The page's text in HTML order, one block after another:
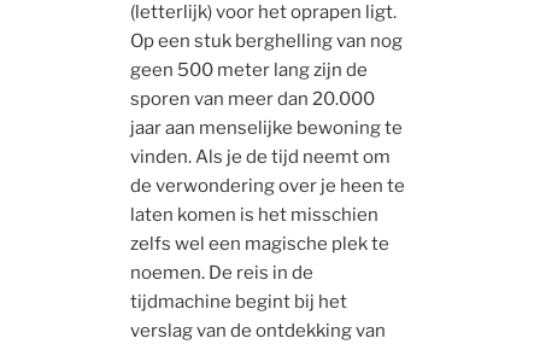
(letterlijk) voor het oprapen ligt.
Op een stuk berghelling van nog
geen 500 meter lang zijn de
sporen van meer dan 20.000
jaar aan menselijke bewoning te
vinden. Als je de tijd neemt om
de verwondering over je heen te
laten komen is het misschien
zelfs wel een magische plek te
noemen. De reis in de
tijdmachine begint bij het
verslag van de ontdekking van